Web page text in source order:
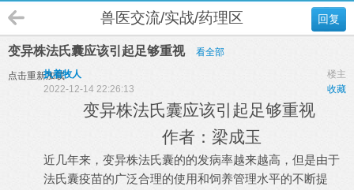
回复
兽医交流/实战/药理区
变异株法氏囊应该引起足够重视 看全部
点击重新加载 楼主
执着牧人
收藏
2022-12-14 22:26:13
变异株法氏囊应该引起足够重视
作者：梁成玉
近几年来，变异株法氏囊的的发病率越来越高，但是由于
法氏囊疫苗的广泛合理的使用和饲养管理水平的不断提